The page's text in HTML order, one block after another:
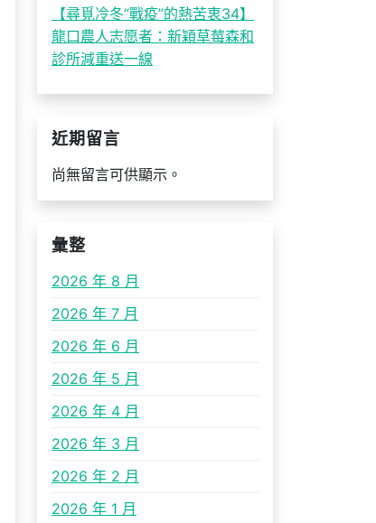
【尋覓冷冬“戰疫”的熱苦衷34】
龍口農人志愿者：新穎草莓森和
診所減重送一線
近期留言
尚無留言可供顯示。
彙整
2026 年 8 月
2026 年 7 月
2026 年 6 月
2026 年 5 月
2026 年 4 月
2026 年 3 月
2026 年 2 月
2026 年 1 月